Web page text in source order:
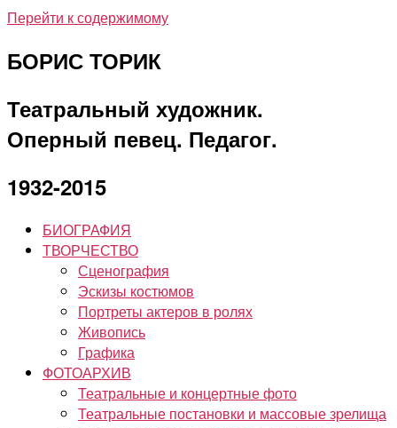
Перейти к содержимому
БОРИС ТОРИК
Театральный художник.
Оперный певец. Педагог.
1932-2015
БИОГРАФИЯ
ТВОРЧЕСТВО
Сценография
Эскизы костюмов
Портреты актеров в ролях
Живопись
Графика
ФОТОАРХИВ
Театральные и концертные фото
Театральные постановки и массовые зрелища